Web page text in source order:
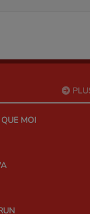
MOI